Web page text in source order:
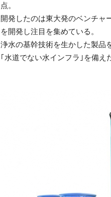
点。
開発したのは東大発のベンチャ
を開発し注目を集めている。
浄水の基幹技術を生かした製品
｢水道でない水インフラ｣を備え